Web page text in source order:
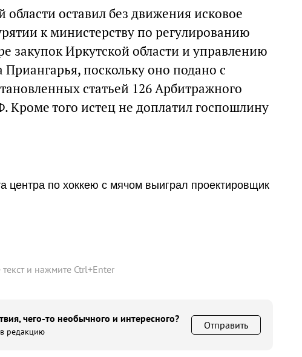
оставил без движения исковое
к министерству по регулированию
закупок Иркутской области и управлению
Приангарья, поскольку оно подано с
статьей 126 Арбитражного
Кроме того истец не доплатил госпошлину
центра по хоккею с мячом выиграл проектировщик
и нажмите Ctrl+Enter
чего-то необычного и интересного?
редакцию
Отправить